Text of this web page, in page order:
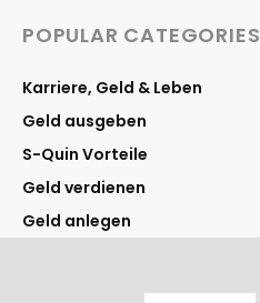
POPULAR CATEGORIES
Karriere, Geld & Leben
Geld ausgeben
S-Quin Vorteile
Geld verdienen
Geld anlegen